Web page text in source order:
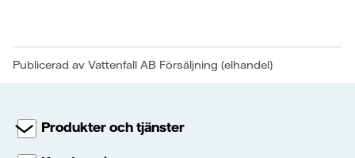
Publicerad av Vattenfall AB Försäljning (elhandel)
Produkter och tjänster